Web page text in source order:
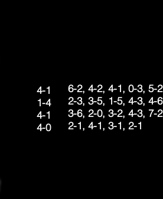
4-1
1-4
4-1
4-0
6-2, 4-2, 4-1, 0-3, 5-2
2-3, 3-5, 1-5, 4-3, 4-6
3-6, 2-0, 3-2, 4-3, 7-2
2-1, 4-1, 3-1, 2-1